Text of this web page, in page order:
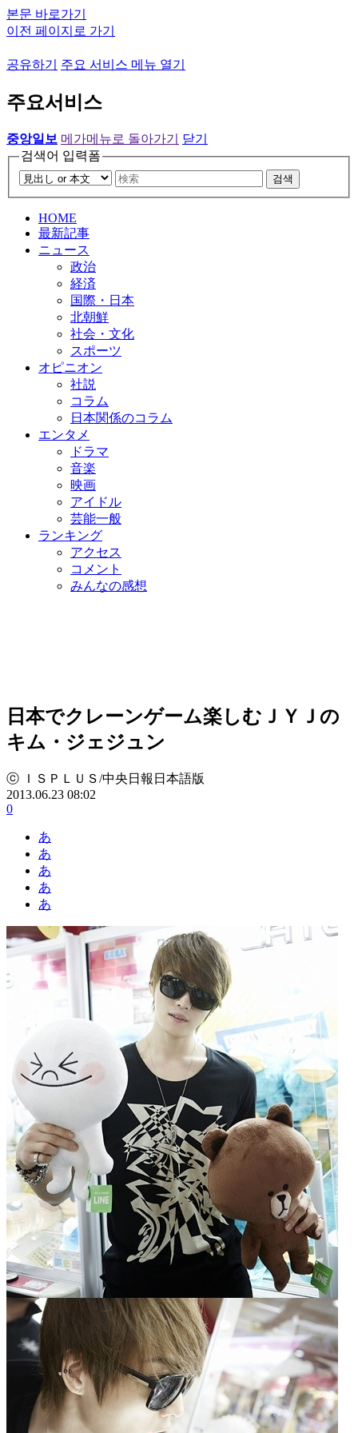
본문 바로가기
이전 페이지로 가기
공유하기 주요 서비스 메뉴 열기
주요서비스
중앙일보 메가메뉴로 돌아가기
닫기
검색어 입력폼
검색
HOME
最新記事
ニュース
政治
経済
国際・日本
北朝鮮
社会・文化
スポーツ
オピニオン
社説
コラム
日本関係のコラム
エンタメ
ドラマ
音楽
映画
アイドル
芸能一般
ランキング
アクセス
コメント
みんなの感想
日本でクレーンゲーム楽しむＪＹＪの
キム・ジェジュン
ⓒ ＩＳＰＬＵＳ/中央日報日本語版
2013.06.23 08:02
0
あ
あ
あ
あ
あ